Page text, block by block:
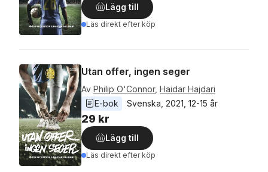
Lägg till
Läs direkt efter köp
Utan offer, ingen seger
Av Philip O'Connor, Haidar Hajdari
E-bok
Svenska 2021 12-15 år
29 kr
Lägg till
Läs direkt efter köp